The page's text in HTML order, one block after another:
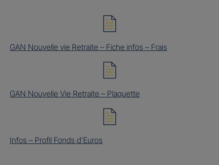
GAN Nouvelle vie Retraite – Fiche infos – Frais
GAN Nouvelle Vie Retraite – Plaquette
Infos – Profil Fonds d’Euros